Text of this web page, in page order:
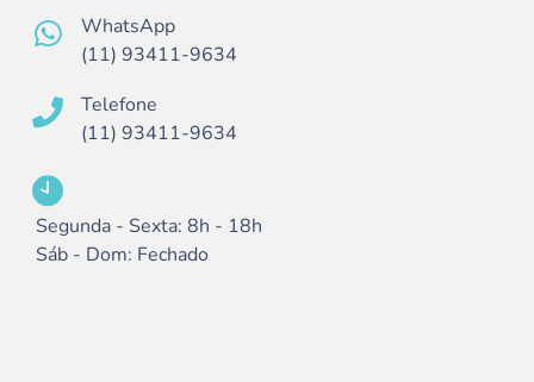
WhatsApp
(11) 93411-9634
Telefone
(11) 93411-9634
Segunda - Sexta: 8h - 18h
Sáb - Dom: Fechado